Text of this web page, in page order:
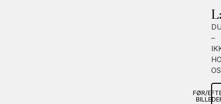
–
FØR/